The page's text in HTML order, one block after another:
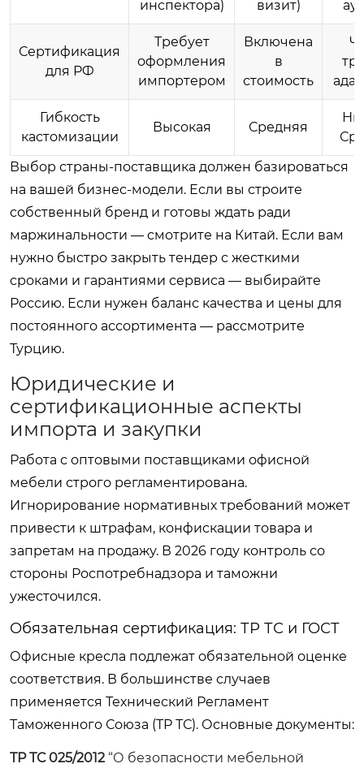
инспектора)
визит)
Сертификация
для РФ
Требует
оформления
импортером
Включена
в
стоимость
Гибкость
кастомизации
Высокая Средняя
Выбор страны-поставщика должен базироваться
на вашей бизнес-модели. Если вы строите
собственный бренд и готовы ждать ради
маржинальности — смотрите на Китай. Если вам
нужно быстро закрыть тендер с жесткими
сроками и гарантиями сервиса — выбирайте
Россию. Если нужен баланс качества и цены для
постоянного ассортимента — рассмотрите
Турцию.
Юридические и
сертификационные аспекты
импорта и закупки
Работа с оптовыми поставщиками офисной
мебели строго регламентирована.
Игнорирование нормативных требований может
привести к штрафам, конфискации товара и
запретам на продажу. В 2026 году контроль со
стороны Роспотребнадзора и таможни
ужесточился.
Обязательная сертификация: ТР ТС и ГОСТ
Офисные кресла подлежат обязательной оценке
соответствия. В большинстве случаев
применяется Технический Регламент
Таможенного Союза (ТР ТС). Основные документы:
ТР ТС 025/2012 “О безопасности мебельной